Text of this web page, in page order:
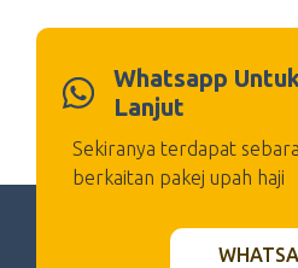
Whatsapp
Lanjut
Sekiranya terdapat
berkaitan pakej upah haji